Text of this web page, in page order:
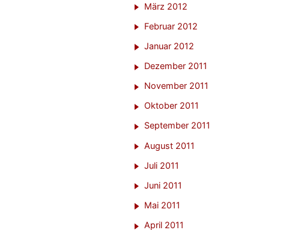
März 2012
Februar 2012
Januar 2012
Dezember 2011
November 2011
Oktober 2011
September 2011
August 2011
Juli 2011
Juni 2011
Mai 2011
April 2011